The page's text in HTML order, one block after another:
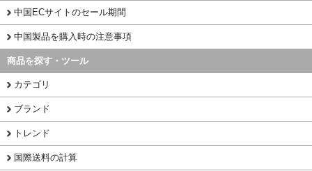
中国ECサイトのセール期間
中国製品を購入時の注意事項
商品を探す・ツール
カテゴリ
ブランド
トレンド
国際送料の計算